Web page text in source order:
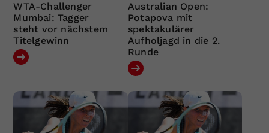
WTA-Challenger
Mumbai: Tagger
steht vor nächstem
Titelgewinn
Australian Open:
Potapova mit
spektakulärer
Aufholjagd in die 2.
Runde